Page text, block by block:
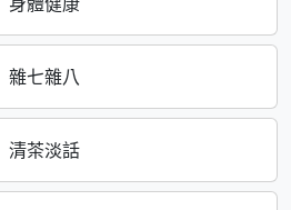
雜七雜八
清茶淡話